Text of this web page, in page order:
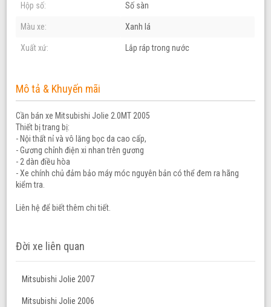
Hộp số: Số sàn
Màu xe: Xanh lá
Xuất xứ: Lắp ráp trong nước
Mô tả & Khuyến mãi
Cần bán xe Mitsubishi Jolie 2.0MT 2005
Thiết bị trang bị:
- Nội thất nỉ và vô lăng bọc da cao cấp,
- Gương chỉnh điện xi nhan trên gương
- 2 dàn điều hòa
- Xe chính chủ đảm bảo máy móc nguyên bản có thể đem ra hãng
kiểm tra.
Liên hệ để biết thêm chi tiết.
Đời xe liên quan
Mitsubishi Jolie 2007
Mitsubishi Jolie 2006